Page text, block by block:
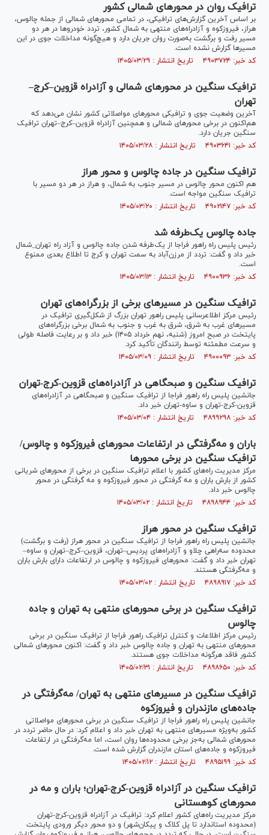
ترافیک روان در محور‌های شمالی کشور
بر اساس آخرین گزارش‌های ترافیکی، در تمامی محور‌های شمالی از جمله چالوس،
هراز، فیروزکوه و آزادراه‌های منتهی به شمال کشور، تردد خودرو‌ها در هر دو
مسیر رفت و برگشت به‌صورت روان جریان دارد و هیچ‌گونه مداخلات جوی در این
مسیر‌ها گزارش نشده است.
کد خبر: ۴۹۰۳۷۲۴ تاریخ انتشار : ۱۴۰۵/۰۳/۲۹
ترافیک سنگین در محور‌های شمالی و آزادراه قزوین–کرج–
تهران
آخرین وضعیت جوی و ترافیکی محور‌های مواصلاتی کشور نشان می‌دهد که
هم‌اکنون در برخی محور‌های شمالی و همچنین آزادراه قزوین–کرج–تهران ترافیک
سنگین جریان دارد.
کد خبر: ۴۹۰۳۶۴۱ تاریخ انتشار : ۱۴۰۵/۰۳/۲۸
ترافیک سنگین در جاده چالوس و محور هراز
هم اکنون محور چالوس در مسیر جنوب به شمال، و هراز در هر دو مسیر با
ترافیک سنگین مواجه است.
کد خبر: ۴۹۰۲۱۴۷ تاریخ انتشار : ۱۴۰۵/۰۳/۲۰
جاده چالوس یک‌طرفه شد
رئیس پلیس راه راهور فراجا از یک‌طرفه شدن جاده چالوس و آزاد راه تهران_شمال
خبر داد و گفت: تردد از مرزن‌آباد به سمت تهران و کرج تا اطلاع بعدی ممنوع
است.
کد خبر: ۴۹۰۰۹۳۶ تاریخ انتشار : ۱۴۰۵/۰۳/۱۳
ترافیک سنگین در مسیر‌های برخی از بزرگراه‌های تهران
رئیس مرکز اطلاعرسانی پلیس راهور تهران بزرگ از شکل‌گیری ترافیک در
مسیر‌های غرب به شرق، شرق به غرب و جنوب به شمال برخی بزرگراه‌های
پایتخت در صبح امروز (شنبه، نهم خرداد ۱۴۰۵) خبر داد و بر رعایت فاصله طولی
و سرعت مطمئنه توسط رانندگان تأکید کرد.
کد خبر: ۴۹۰۰۰۹۳ تاریخ انتشار : ۱۴۰۵/۰۳/۰۹
ترافیک سنگین و صبحگاهی در آزادراه‌های قزوین‑کرج‑تهران
جانشین پلیس راه راهور فراجا از ترافیک سنگین و صبحگاهی در آزادراه‌های
قزوین‑کرج‑تهران و ساوه‑تهران خبر داد.
کد خبر: ۴۸۹۹۲۹۸ تاریخ انتشار : ۱۴۰۵/۰۳/۰۴
باران و مه‌گرفتگی در ارتفاعات محور‌های فیروزکوه و چالوس/
ترافیک سنگین در برخی محور‌ها
مرکز مدیریت راه‌های کشور با اعلام ترافیک سنگین در برخی از محور‌های شریانی
کشور از بارش باران و مه گرفتگی در محور فیروزکوه و مه گرفتگی در محور
چالوس خبر داد.
کد خبر: ۴۸۹۸۹۴۴ تاریخ انتشار : ۱۴۰۵/۰۳/۰۲
ترافیک سنگین در محور هراز
جانشین پلیس راه راهور فراجا از ترافیک سنگین در محور هراز (رفت و برگشت)
محدوده سه‌راهی چلاو و آزادراه‌های پردیس–تهران، قزوین–کرج–تهران و ساوه–
تهران خبر داد و گفت: محور‌های فیروزکوه و چالوس در ارتفاعات دارای بارش باران
و مه‌گرفتگی هستند.
کد خبر: ۴۸۹۸۹۱۷ تاریخ انتشار : ۱۴۰۵/۰۳/۰۲
ترافیک سنگین در برخی محور‌های منتهی به تهران و جاده
چالوس
رئیس مرکز اطلاعات و کنترل ترافیک راهور فراجا از ترافیک سنگین در برخی
محور‌های منتهی به تهران و جاده چالوس خبر داد و گفت: اکنون محور‌های شمالی
کشور فاقد هرگونه مداخلات جوی هستند.
کد خبر: ۴۸۹۸۶۵۰ تاریخ انتشار : ۱۴۰۵/۰۲/۳۱
ترافیک سنگین در مسیر‌های منتهی به تهران/ مه‌گرفتگی در
جاده‌های مازندران و فیروزکوه
جانشین پلیس راه راهور فراجا از ترافیک سنگین در برخی محور‌های مواصلاتی
کشور به‌ویژه مسیر‌های منتهی به تهران خبر داد و اعلام کرد: در حال حاضر تردد در
محور‌های شمالی به‌جز برخی محدوده‌ها روان است، اما مه‌گرفتگی در ارتفاعات
فیروزکوه و جاده‌های استان مازندران گزارش شده است.
کد خبر: ۴۸۹۵۱۹۹ تاریخ انتشار : ۱۴۰۵/۰۲/۱۲
ترافیک سنگین در آزادراه قزوین-کرج-تهران؛ باران و مه در
محور‌های کوهستانی
مرکز مدیریت راه‌های کشور اعلام کرد: ترافیک در آزادراه قزوین-کرج-تهران
(محدوده استاندارد تا پل کلاک و پیکان‌شهر) و دو محور دیگر ورودی پایتخت